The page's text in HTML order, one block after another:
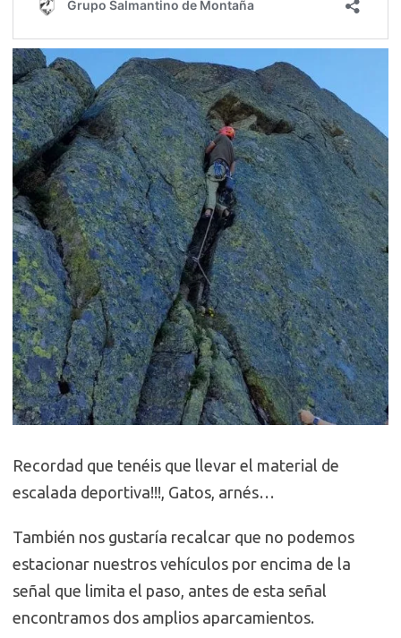
Recordad que tenéis que llevar el material de
escalada deportiva!!!, Gatos, arnés…
También nos gustaría recalcar que no podemos
estacionar nuestros vehículos por encima de la
señal que limita el paso, antes de esta señal
encontramos dos amplios aparcamientos.